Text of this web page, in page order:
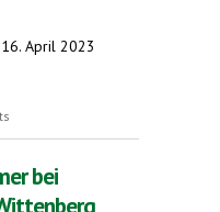
April 2023
Klingonisch – wie
bei